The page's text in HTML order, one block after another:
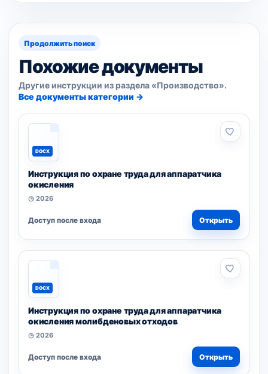
Продолжить поиск
Похожие документы
Другие инструкции из раздела «Производство».
Все документы категории →
DOCX
Инструкция по охране труда для аппаратчика
окисления
◷ 2026
Доступ после входа Открыть
DOCX
Инструкция по охране труда для аппаратчика
окисления молибденовых отходов
◷ 2026
Доступ после входа Открыть